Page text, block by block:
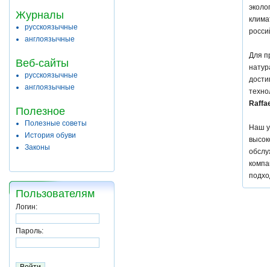
Журналы
русскоязычные
англоязычные
Веб-сайты
русскоязычные
англоязычные
Полезное
Полезные советы
История обуви
Законы
Пользователям
Логин:
Пароль:
Для
Наш